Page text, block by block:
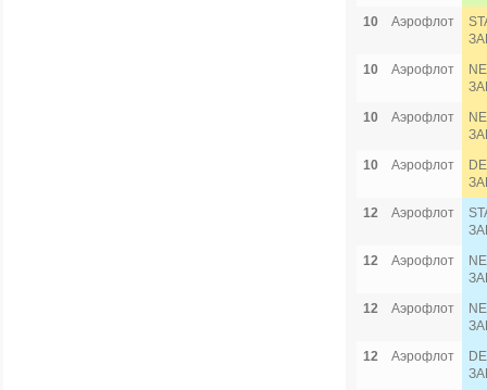
10 Аэрофлот
10
Аэрофлот
10
Аэрофлот
10
Аэрофлот
12
Аэрофлот
12
Аэрофлот
12
Аэрофлот
12
Аэрофлот